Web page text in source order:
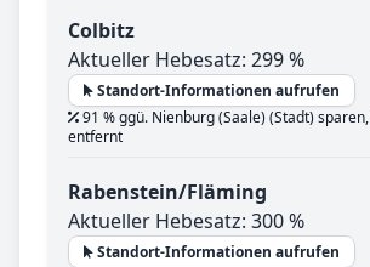
Colbitz
Aktueller Hebesatz: 299 %
Standort-Informationen aufrufen
91 % ggü. Nienburg (Saale) (Stadt) sparen,
entfernt
Rabenstein/Fläming
Aktueller Hebesatz: 300 %
Standort-Informationen aufrufen